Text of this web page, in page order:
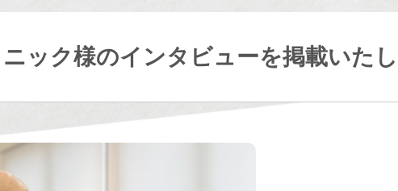
ック様のインタビューを掲載いた